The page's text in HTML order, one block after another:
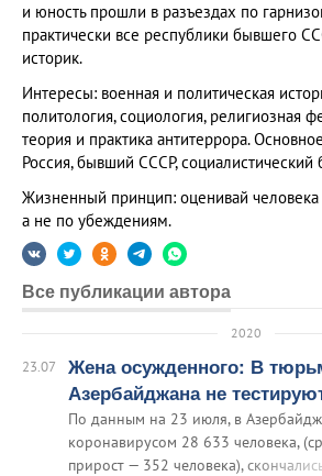
и юность прошли в разъездах по
практически все республики бывшего
историк.
Интересы: военная и политическая
политология, социология, религиозная
теория и практика антитеррора.
Россия, бывший СССР, социалистический
Жизненный принцип: оценивай человека
а не по убеждениям.
Все публикации автора
2020
23.07
Жена осужденного: В
Азербайджана не
По данным на 23 июля, в
коронавирусом 28 633 человека,
прирост — 352 человека),